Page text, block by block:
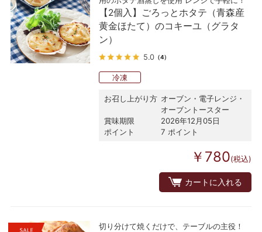
【2個入】ごろっとホタテ（青森産
黄金ほたて）のコキーユ（グラタ
ン）
5.0 （4）
冷凍
お召し上がり方 オーブン・電子レンジ・
オーブントースター
賞味期限
2026年12月05日
ポイント
7 ポイント
￥780(税込)
カートに入れる
切り分けて焼くだけで、テーブルの主役！